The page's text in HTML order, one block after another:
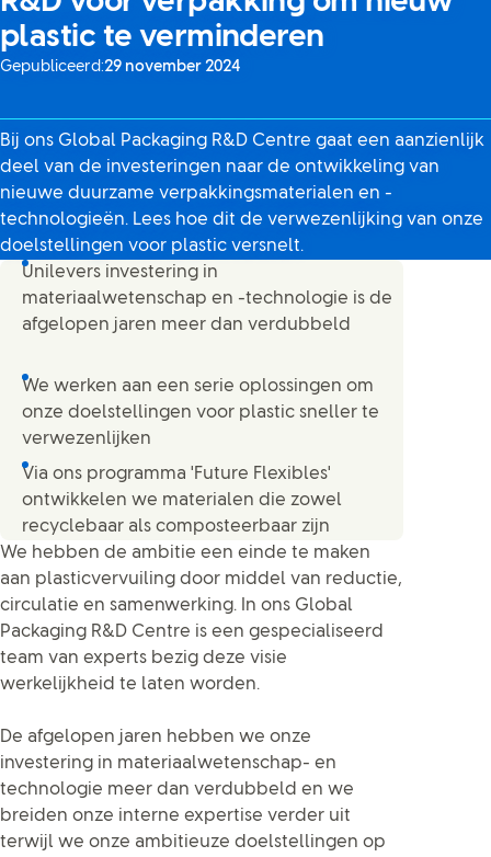
plastic te verminderen
Gepubliceerd:29 november 2024
Bij ons Global Packaging R&D Centre gaat een aanzienlijk
deel van de investeringen naar de ontwikkeling van
nieuwe duurzame verpakkingsmaterialen en -
technologieën. Lees hoe dit de verwezenlijking van onze
doelstellingen voor plastic versnelt.
Unilevers investering in
materiaalwetenschap en -technologie is de
afgelopen jaren meer dan verdubbeld
We werken aan een serie oplossingen om
onze doelstellingen voor plastic sneller te
verwezenlijken
Via ons programma 'Future Flexibles'
ontwikkelen we materialen die zowel
recyclebaar als composteerbaar zijn
We hebben de ambitie een einde te maken
aan plasticvervuiling door middel van reductie,
circulatie en samenwerking. In ons Global
Packaging R&D Centre is een gespecialiseerd
team van experts bezig deze visie
werkelijkheid te laten worden.
De afgelopen jaren hebben we onze
investering in materiaalwetenschap- en
technologie meer dan verdubbeld en we
breiden onze interne expertise verder uit
terwijl we onze ambitieuze doelstellingen op